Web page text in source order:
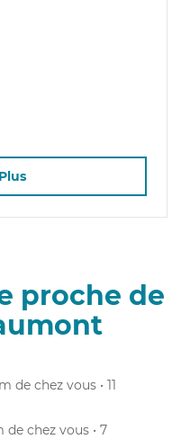
proche de
de chez vous • 11
de chez vous • 7